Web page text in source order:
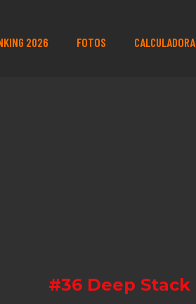
2026 FOTOS CALCULADORA
#36 Deep Stack